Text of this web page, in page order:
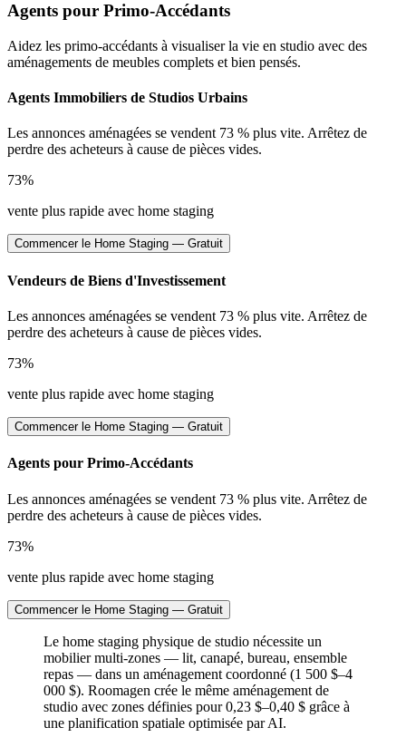
Agents pour Primo-Accédants
Aidez les primo-accédants à visualiser la vie en studio avec des
aménagements de meubles complets et bien pensés.
Agents Immobiliers de Studios Urbains
Les annonces aménagées se vendent 73 % plus vite. Arrêtez de
perdre des acheteurs à cause de pièces vides.
73%
vente plus rapide avec home staging
Commencer le Home Staging — Gratuit
Vendeurs de Biens d'Investissement
Les annonces aménagées se vendent 73 % plus vite. Arrêtez de
perdre des acheteurs à cause de pièces vides.
73%
vente plus rapide avec home staging
Commencer le Home Staging — Gratuit
Agents pour Primo-Accédants
Les annonces aménagées se vendent 73 % plus vite. Arrêtez de
perdre des acheteurs à cause de pièces vides.
73%
vente plus rapide avec home staging
Commencer le Home Staging — Gratuit
Le home staging physique de studio nécessite un
mobilier multi-zones — lit, canapé, bureau, ensemble
repas — dans un aménagement coordonné (1 500 $–4
000 $). Roomagen crée le même aménagement de
studio avec zones définies pour 0,23 $–0,40 $ grâce à
une planification spatiale optimisée par AI.